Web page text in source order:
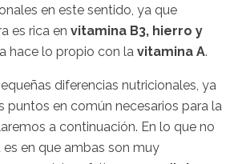
en este sentido, ya que
es rica en vitamina B3, hierro y
hace lo propio con la vitamina A.
diferencias nutricionales, ya
puntos en común necesarios para la
a continuación. En lo que no
en que ambas son muy